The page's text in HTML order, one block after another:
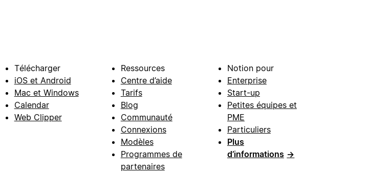
Télécharger
iOS et Android
Mac et Windows
Calendar
Web Clipper
Ressources
Centre d’aide
Tarifs
Blog
Communauté
Connexions
Modèles
Programmes de
partenaires
Notion pour
Enterprise
Start-up
Petites équipes et
PME
Particuliers
Plus
d’informations →